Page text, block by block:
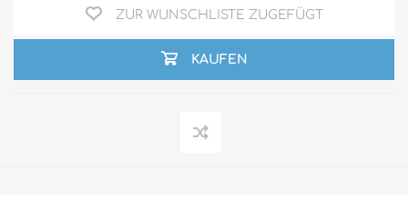
ZUR WUNSCHLISTE ZUGEFÜGT
KAUFEN